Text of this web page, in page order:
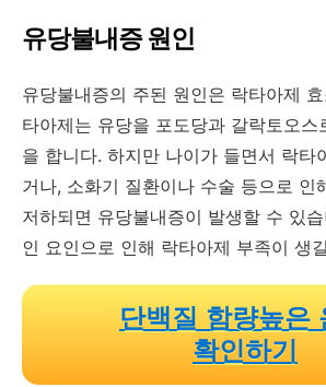
유당불내증 원인
유당불내증의 주된 원인은 락타아제
타아제는 유당을 포도당과 갈락토오스
을 합니다. 하지만 나이가 들면서 락타
거나, 소화기 질환이나 수술 등으로 인
저하되면 유당불내증이 발생할 수 있
인 요인으로 인해 락타아제 부족이 생
단백질 함량높은
확인하기